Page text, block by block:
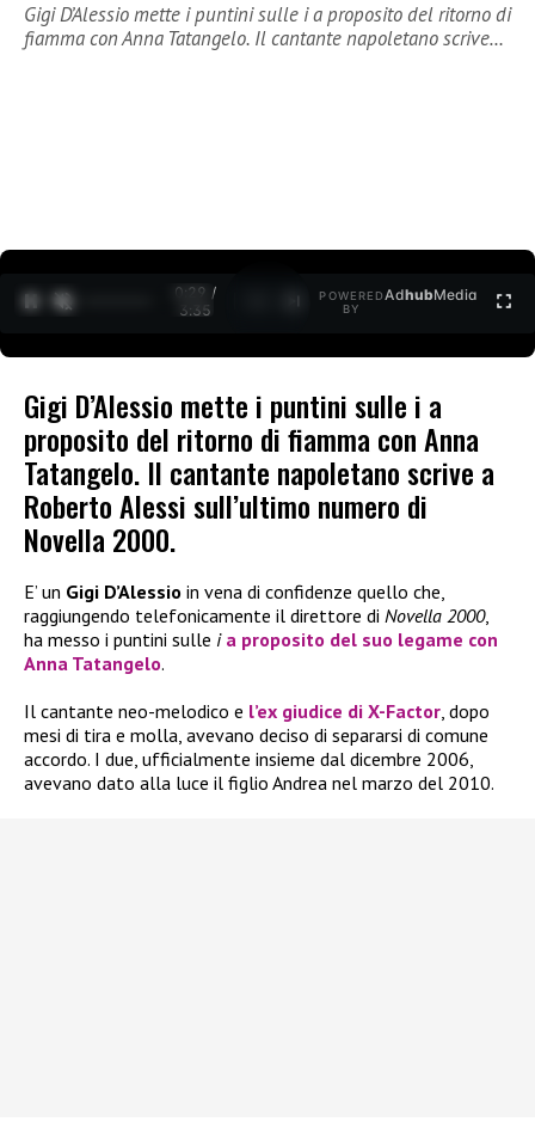
Gigi D’Alessio mette i puntini sulle i a proposito del ritorno di
fiamma con Anna Tatangelo. Il cantante napoletano scrive…
0:30 /
3:35
POWERED
BY
AdhubMedia
Gigi D’Alessio mette i puntini sulle i a
proposito del ritorno di fiamma con Anna
Tatangelo. Il cantante napoletano scrive a
Roberto Alessi sull’ultimo numero di
Novella 2000.
E’ un Gigi D’Alessio in vena di confidenze quello che,
raggiungendo telefonicamente il direttore di Novella 2000,
ha messo i puntini sulle i a proposito del suo legame con
Anna Tatangelo.
Il cantante neo-melodico e l’ex giudice di X-Factor, dopo
mesi di tira e molla, avevano deciso di separarsi di comune
accordo. I due, ufficialmente insieme dal dicembre 2006,
avevano dato alla luce il figlio Andrea nel marzo del 2010.